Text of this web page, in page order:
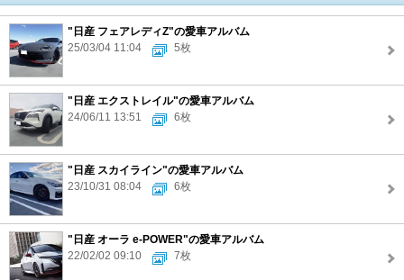
"日産 フェアレディZ"の愛車アルバム
25/03/04 11:04
5枚
"日産 エクストレイル"の愛車アルバム
24/06/11 13:51
6枚
"日産 スカイライン"の愛車アルバム
23/10/31 08:04
6枚
"日産 オーラ e-POWER"の愛車アルバム
22/02/02 09:10
7枚